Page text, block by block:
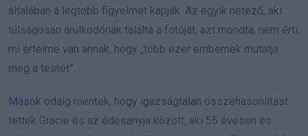
általában a legtöbb figyelmet kapják. Az egyik netező, aki
túlságosan árulkodónak találta a fotóját, azt mondta, nem érti,
mi értelme van annak, hogy „több ezer embernek mutatja
meg a testét”.
Mások odáig mentek, hogy igazságtalan összehasonlítást
tettek Gracie és az édesanyja között, aki 55 évesen és